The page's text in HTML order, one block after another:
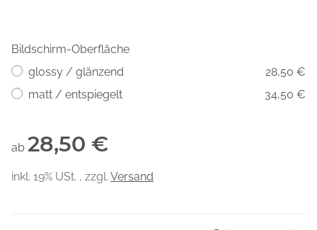
Bildschirm-Oberfläche
glossy / glänzend
28,50 €
matt / entspiegelt
34,50 €
ab 28,50 €
inkl. 19% USt. , zzgl. Versand